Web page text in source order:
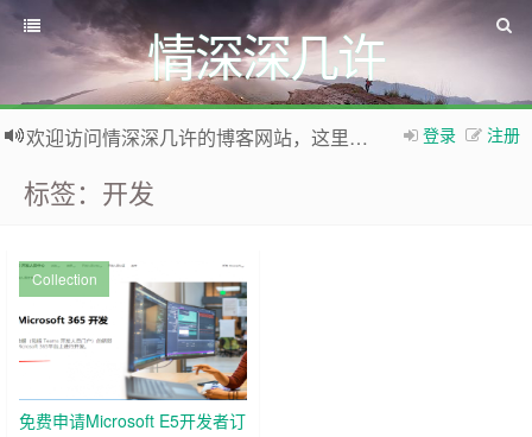
情深深几许
登录 注册
欢迎访问情深深几许的博客网站，这里有免费网络资源信息，WordPress教程，Python、MySQL教程
标签：开发
Collection
免费申请Microsoft E5开发者订